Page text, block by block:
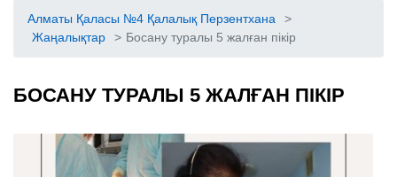
Алматы Қаласы №4 Қалалық Перзентхана
>
Жаңалықтар
> Босану туралы 5 жалған пікір
БОСАНУ ТУРАЛЫ 5 ЖАЛҒАН ПІКІР